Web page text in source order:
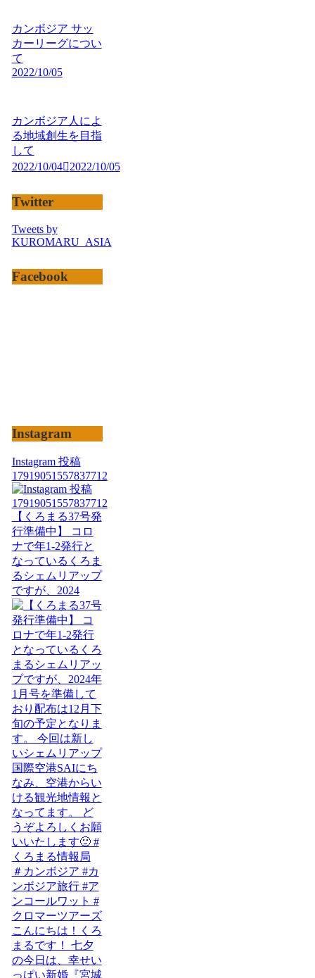
カンボジア サッ
カーリーグについ
て
2022/10/05
カンボジア人によ
る地域創生を目指
して
2022/10/04
2022/10/05
Twitter
Tweets by
KUROMARU_ASIA
Facebook
Instagram
Instagram 投稿
17919051557837712
【くろまる37号発
行準備中】 コロ
ナで年1-2発行と
なっているくろま
るシェムリアップ
ですが、2024
こんにちは！くろ
まるです！ 七夕
の今日は、幸せい
っぱい新婚『宮城